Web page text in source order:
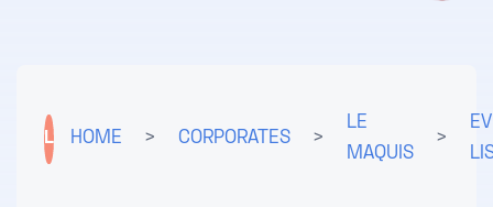
L HOME > CORPORATES >
LE
MAQUIS
>